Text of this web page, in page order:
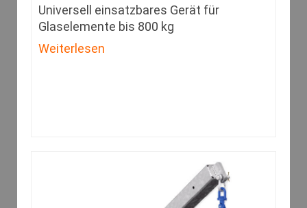
Universell einsatzbares Gerät für
Glaselemente bis 800 kg
Weiterlesen